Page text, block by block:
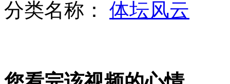
分类名称： 体坛风云